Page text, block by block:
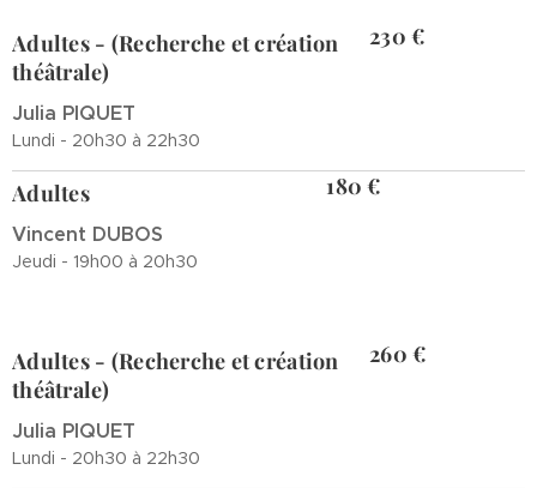
Adultes - (Recherche et création
théâtrale)
Julia PIQUET
Lundi - 20h30 à 22h30
230 €
Adultes
Vincent DUBOS
Jeudi - 19h00 à 20h30
180 €
Adultes - (Recherche et création
théâtrale)
Julia PIQUET
Lundi - 20h30 à 22h30
260 €